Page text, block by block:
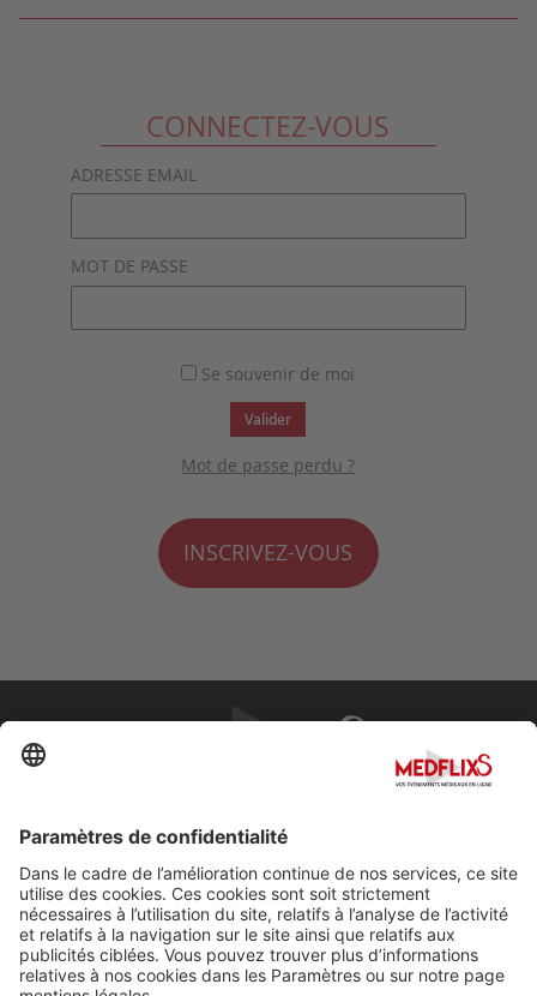
CONNECTEZ-VOUS
ADRESSE EMAIL
MOT DE PASSE
Se souvenir de moi
Valider
Mot de passe perdu ?
INSCRIVEZ-VOUS
À propos de MedflixS®
Aide
Contact
Mentions légales